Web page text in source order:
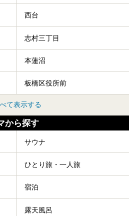
西台
志村三丁目
本蓮沼
板橋区役所前
て表示する
から探す
サウナ
ひとり旅・一人旅
宿泊
露天風呂